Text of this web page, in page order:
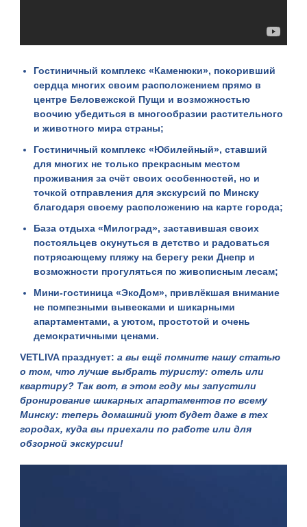
Гостиничный комплекс «Каменюки», покоривший
сердца многих своим расположением прямо в
центре Беловежской Пущи и возможностью
воочию убедиться в многообразии растительного
и животного мира страны;
Гостиничный комплекс «Юбилейный», ставший
для многих не только прекрасным местом
проживания за счёт своих особенностей, но и
точкой отправления для экскурсий по Минску
благодаря своему расположению на карте города;
База отдыха «Милоград», заставившая своих
постояльцев окунуться в детство и радоваться
потрясающему пляжу на берегу реки Днепр и
возможности прогуляться по живописным лесам;
Мини-гостиница «ЭкоДом», привлёкшая внимание
не помпезными вывесками и шикарными
апартаментами, а уютом, простотой и очень
демократичными ценами.
VETLIVA празднует: а вы ещё помните нашу статью
о том,что лучше выбрать туристу: отель или
квартиру? Так вот, в этом году мы запустили
бронирование шикарных апартаментов по всему
Минску: теперь домашний уют будет даже в тех
городах, куда вы приехали по работе или для
обзорной экскурсии!